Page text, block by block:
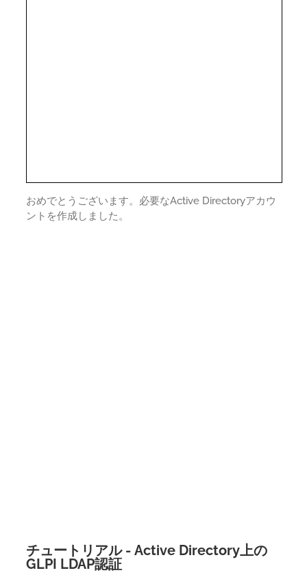
おめでとうございます。必要なActive Directoryアカウ
ントを作成しました。
チュートリアル - Active Directory上の
GLPI LDAP認証